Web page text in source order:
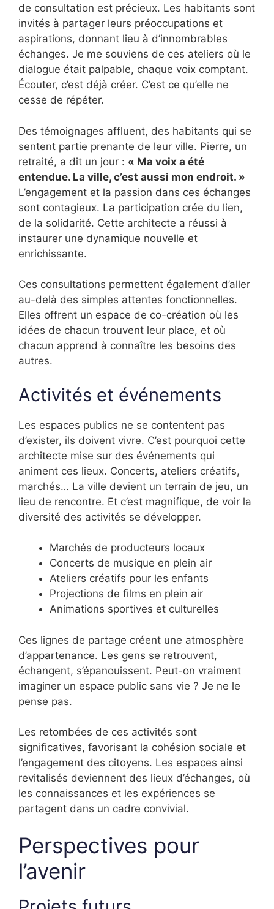
de consultation est précieux. Les habitants sont
invités à partager leurs préoccupations et
aspirations, donnant lieu à d’innombrables
échanges. Je me souviens de ces ateliers où le
dialogue était palpable, chaque voix comptant.
Écouter, c’est déjà créer. C’est ce qu’elle ne
cesse de répéter.
Des témoignages affluent, des habitants qui se
sentent partie prenante de leur ville. Pierre, un
retraité, a dit un jour : « Ma voix a été
entendue. La ville, c’est aussi mon endroit. »
L’engagement et la passion dans ces échanges
sont contagieux. La participation crée du lien,
de la solidarité. Cette architecte a réussi à
instaurer une dynamique nouvelle et
enrichissante.
Ces consultations permettent également d’aller
au-delà des simples attentes fonctionnelles.
Elles offrent un espace de co-création où les
idées de chacun trouvent leur place, et où
chacun apprend à connaître les besoins des
autres.
Activités et événements
Les espaces publics ne se contentent pas
d’exister, ils doivent vivre. C’est pourquoi cette
architecte mise sur des événements qui
animent ces lieux. Concerts, ateliers créatifs,
marchés… La ville devient un terrain de jeu, un
lieu de rencontre. Et c’est magnifique, de voir la
diversité des activités se développer.
Marchés de producteurs locaux
Concerts de musique en plein air
Ateliers créatifs pour les enfants
Projections de films en plein air
Animations sportives et culturelles
Ces lignes de partage créent une atmosphère
d’appartenance. Les gens se retrouvent,
échangent, s’épanouissent. Peut-on vraiment
imaginer un espace public sans vie ? Je ne le
pense pas.
Les retombées de ces activités sont
significatives, favorisant la cohésion sociale et
l’engagement des citoyens. Les espaces ainsi
revitalisés deviennent des lieux d’échanges, où
les connaissances et les expériences se
partagent dans un cadre convivial.
Perspectives pour
l’avenir